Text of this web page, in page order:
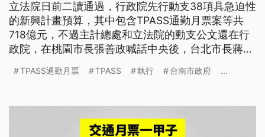
立法院日前二讀通過，行政院先行動支38項具急迫性
的新興計畫預算，其中包含TPASS通勤月票案等共
718億元，不過主計總處和立法院的動支公文還在行
政院，在桃園市長張善政喊話中央後，台北市長蔣萬
祉。行政院則回應，這718億元僅占總預算的2%，且
議總預算。
TPASS通勤月票 TPASS 執行 台南市政府 ...